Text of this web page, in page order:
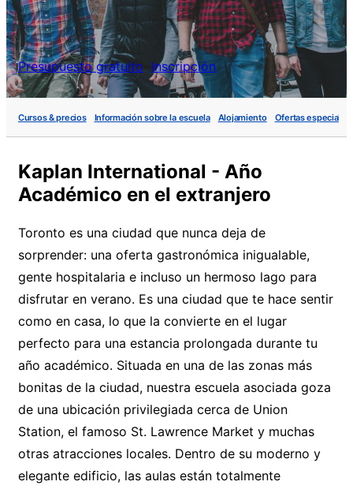
Presupuesto gratuito Inscripción
Cursos & precios Información sobre la escuela Alojamiento Ofertas especiales
Kaplan International - Año
Académico en el extranjero
Toronto es una ciudad que nunca deja de
sorprender: una oferta gastronómica inigualable,
gente hospitalaria e incluso un hermoso lago para
disfrutar en verano. Es una ciudad que te hace sentir
como en casa, lo que la convierte en el lugar
perfecto para una estancia prolongada durante tu
año académico. Situada en una de las zonas más
bonitas de la ciudad, nuestra escuela asociada goza
de una ubicación privilegiada cerca de Union
Station, el famoso St. Lawrence Market y muchas
otras atracciones locales. Dentro de su moderno y
elegante edificio, las aulas están totalmente